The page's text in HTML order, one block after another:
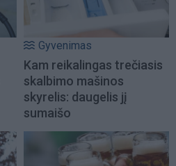
Gyvenimas
Kam reikalingas trečiasis
skalbimo mašinos
skyrelis: daugelis jį
sumaišo